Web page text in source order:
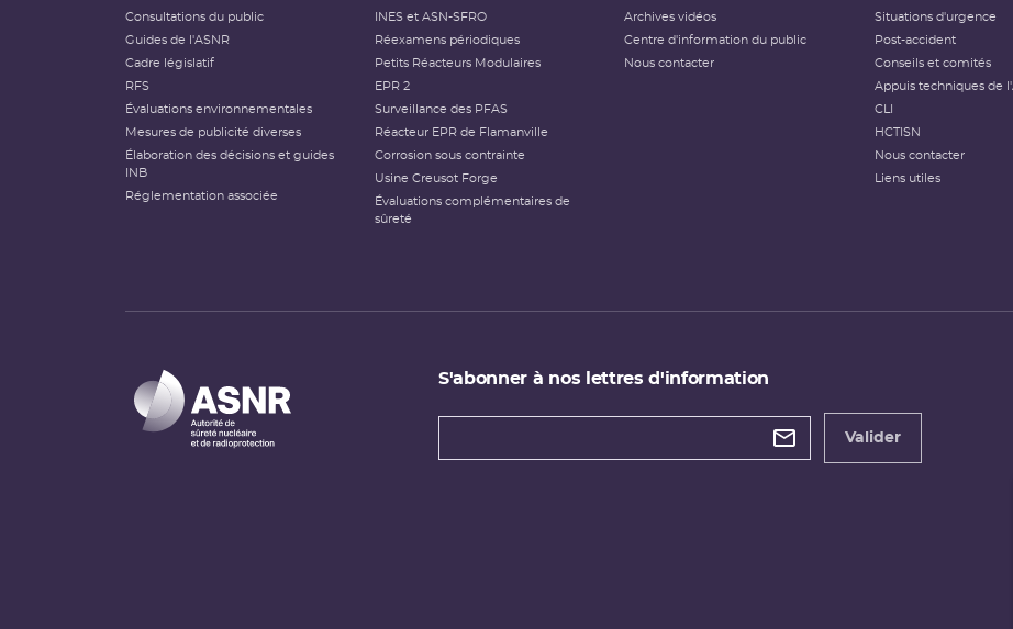
Consultations du public
Guides de l'ASNR
Cadre législatif
RFS
Évaluations environnementales
Mesures de publicité diverses
Élaboration des décisions et guides
INB
Réglementation associée
INES et ASN-SFRO
Réexamens périodiques
Petits Réacteurs Modulaires
EPR 2
Surveillance des PFAS
Réacteur EPR de Flamanville
Corrosion sous contrainte
Usine Creusot Forge
Évaluations complémentaires de
sûreté
Archives vidéos
Centre d'information du public
Nous contacter
Situations d'urgence
Post-accident
Conseils et comités
Appuis techniques de
CLI
HCTISN
Nous contacter
Liens utiles
S'abonner à nos lettres d'information
Types de
Valider